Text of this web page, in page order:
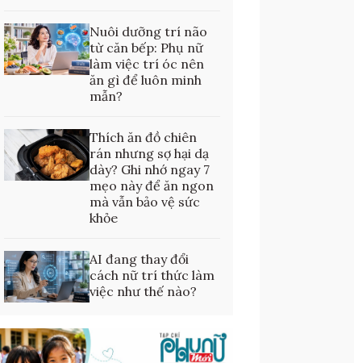
Nuôi dưỡng trí não
từ căn bếp: Phụ nữ
làm việc trí óc nên
ăn gì để luôn minh
mẫn?
Thích ăn đồ chiên
rán nhưng sợ hại dạ
dày? Ghi nhớ ngay 7
mẹo này để ăn ngon
mà vẫn bảo vệ sức
khỏe
AI đang thay đổi
cách nữ trí thức làm
việc như thế nào?